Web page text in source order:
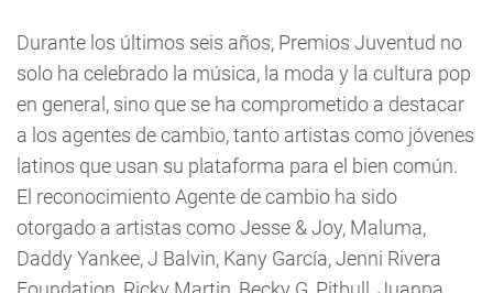
Durante los últimos seis años, Premios Juventud no
solo ha celebrado la música, la moda y la cultura pop
en general, sino que se ha comprometido a destacar
a los agentes de cambio, tanto artistas como jóvenes
latinos que usan su plataforma para el bien común.
El reconocimiento Agente de cambio ha sido
otorgado a artistas como Jesse & Joy, Maluma,
Daddy Yankee, J Balvin, Kany García, Jenni Rivera